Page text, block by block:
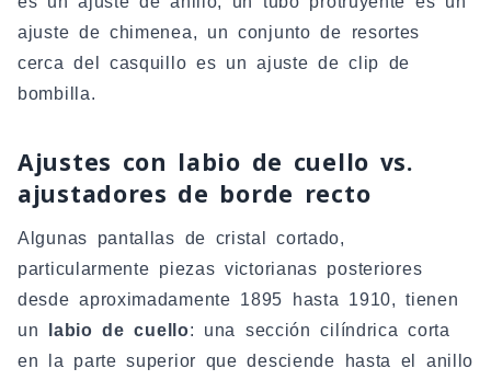
ajuste de chimenea, un conjunto de resortes
cerca del casquillo es un ajuste de clip de
bombilla.
Ajustes con labio de cuello vs.
ajustadores de borde recto
Algunas pantallas de cristal cortado,
particularmente piezas victorianas posteriores
desde aproximadamente 1895 hasta 1910, tienen
un
labio de cuello: una sección cilíndrica corta
en la parte superior que desciende hasta el anillo